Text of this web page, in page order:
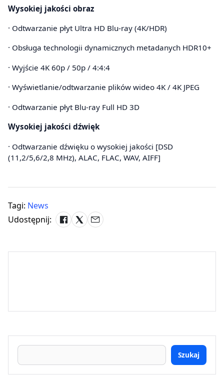
Wysokiej jakości obraz
· Odtwarzanie płyt Ultra HD Blu-ray (4K/HDR)
· Obsługa technologii dynamicznych metadanych HDR10+
· Wyjście 4K 60p / 50p / 4:4:4
· Wyświetlanie/odtwarzanie plików wideo 4K / 4K JPEG
· Odtwarzanie płyt Blu-ray Full HD 3D
Wysokiej jakości dźwięk
· Odtwarzanie dźwięku o wysokiej jakości [DSD
(11,2/5,6/2,8 MHz), ALAC, FLAC, WAV, AIFF]
Tagi: News
Udostępnij:
Szukaj